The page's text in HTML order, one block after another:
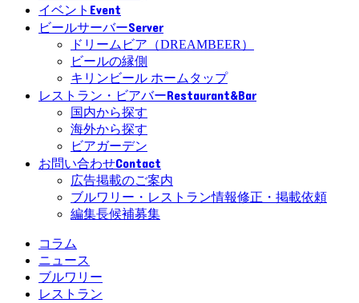
イベント Event
ビールサーバーServer
ドリームビア（DREAMBEER）
ビールの縁側
キリンビール ホームタップ
レストラン・ビアバーRestaurant&Bar
国内から探す
海外から探す
ビアガーデン
お問い合わせContact
広告掲載のご案内
ブルワリー・レストラン情報修正・掲載依頼
編集長候補募集
コラム
ニュース
ブルワリー
レストラン